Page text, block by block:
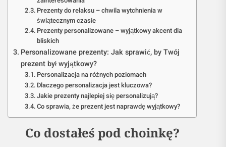
Prezenty do relaksu – chwila wytchnienia w
świątecznym czasie
Prezenty personalizowane – wyjątkowy akcent dla
bliskich
Personalizowane prezenty: Jak sprawić, by Twój
prezent był wyjątkowy?
Personalizacja na różnych poziomach
Dlaczego personalizacja jest kluczowa?
Jakie prezenty najlepiej się personalizują?
Co sprawia, że prezent jest naprawdę wyjątkowy?
Co dostałeś pod choinkę?